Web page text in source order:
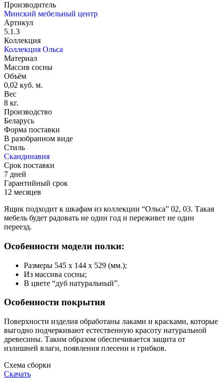
Производитель
Минский мебельный центр
Артикул
5.1.3
Коллекция
Коллекция Ольса
Материал
Массив сосны
Объём
0,02 куб. м.
Вес
8 кг.
Производство
Беларусь
Форма поставки
В разобранном виде
Стиль
Скандинавия
Срок поставки
7 дней
Гарантийный срок
12 месяцев
Ящик подходит к шкафам из коллекции “Ольса” 02, 03. Такая
мебель будет радовать не один год и переживет не один
переезд.
Особенности модели полки:
Размеры 545 х 144 х 529 (мм.);
Из массива сосны;
В цвете “дуб натуральный”.
Особенности покрытия
Поверхности изделия обработаны лаками и красками, которые
выгодно подчеркивают естественную красоту натуральной
древесины. Таким образом обеспечивается защита от
излишней влаги, появления плесени и грибков.
Схема сборки
Скачать